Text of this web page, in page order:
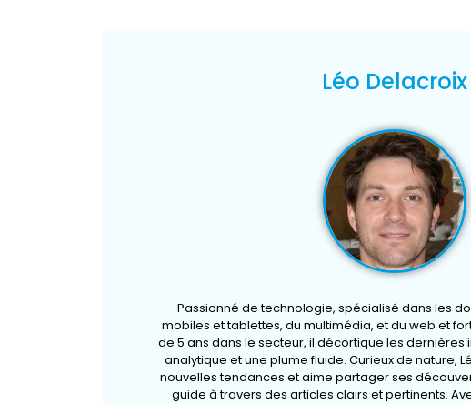
Léo Delacroix
Passionné de technologie, spécialisé dans les
mobiles et tablettes, du multimédia, et du web et
de 5 ans dans le secteur, il décortique les
analytique et une plume fluide. Curieux de nature,
nouvelles tendances et aime partager ses
guide à travers des articles clairs et pertinents.